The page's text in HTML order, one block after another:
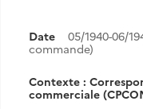
Date 05/1940-06/
commande)
Contexte :
commerciale